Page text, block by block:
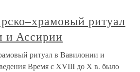
ритуал
и Ассирии
ритуал в Вавилонии и
Время с XVIII до X в. было